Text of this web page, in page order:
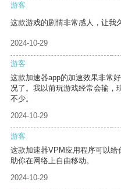
游客
这款游戏的剧情非常感人，让我
2024-10-29
游客
这款加速器app的加速效果非常
况了。我以前玩游戏经常会输，
不少。
2024-10-29
游客
这款加速器VPM应用程序可以
助你在网络上自由移动。
2024-10-29